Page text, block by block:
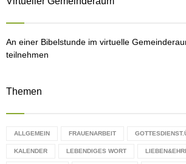
An einer Bibelstunde im virtuelle
teilnehmen
Themen
ALLGEMEIN FRAUENARBEIT
KALENDER LEBENDIGES WORT